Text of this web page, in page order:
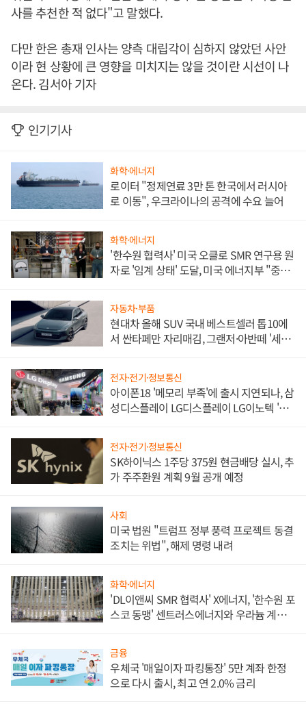
사를 추천한 적 없다"고 말했다.
다만 한은 총재 인사는 양측 대립각이 심하지 않았던 사안
이라 현 상황에 큰 영향을 미치지는 않을 것이란 시선이 나
온다. 김서아 기자
인기기사
화학·에너지
로이터 "정제연료 3만 톤 한국에서 러시아
로 이동", 우크라이나의 공격에 수요 늘어
화학·에너지
'한수원 협력사' 미국 오클로 SMR 연구용 원
자로 '임계 상태' 도달, 미국 에너지부 "중요
자동차·부품
현대차 올해 SUV 국내 베스트셀러 톱10에
서 싼타페만 자리매김, 그랜저·아반떼 '세단
전자·전기·정보통신
아이폰18 '메모리 부족'에 출시 지연되나, 삼
성디스플레이 LG디스플레이 LG이노텍 '탈
전자·전기·정보통신
SK하이닉스 1주당 375원 현금배당 실시, 추
가 주주환원 계획 9월 공개 예정
사회
미국 법원 "트럼프 정부 풍력 프로젝트 동결
조치는 위법", 해제 명령 내려
화학·에너지
'DL이앤씨 SMR 협력사' X에너지, '한수원 포
스코 동맹' 센트러스에너지와 우라늄 계약
금융
우체국 '매일이자 파킹통장' 5만 계좌 한정
으로 다시 출시, 최고 연 2.0% 금리